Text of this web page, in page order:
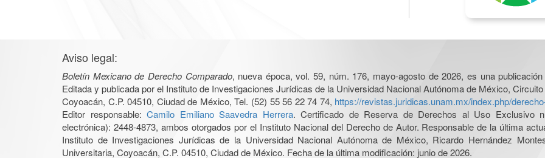
Aviso legal:
Boletín Mexicano de Derecho Comparado, nueva época, vol. 59, núm. 176, mayo-agosto de 2026, es una
Editada y publicada por el Instituto de Investigaciones Jurídicas de la Universidad Nacional Autónoma de México,
Coyoacán, C.P. 04510, Ciudad de México, Tel. (52) 55 56 22 74 74, https://revistas.juridicas.unam.mx/index.php/
Editor responsable:Camilo Emiliano Saavedra Herrera. Certificado de Reserva de Derechos al Uso Exclusivo
electrónica): 2448-4873, ambos otorgados por el Instituto Nacional del Derecho de Autor. Responsable de la última
Instituto de Investigaciones Jurídicas de la Universidad Nacional Autónoma de México, Ricardo Hernández
Universitaria, Coyoacán, C.P. 04510, Ciudad de México. Fecha de la última modificación: junio de 2026.